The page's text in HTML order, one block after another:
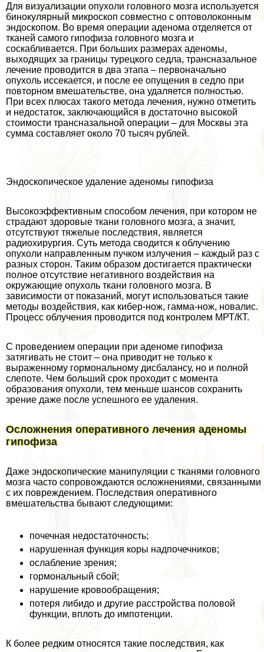
Для визуализации опухоли головного мозга используется
бинокулярный микроскоп совместно с оптоволоконным
эндоскопом. Во время операции аденома отделяется от
тканей самого гипофиза головного мозга и
соскабливается. При больших размерах аденомы,
выходящих за границы турецкого седла, трaнcназальное
лечение проводится в два этапа – первоначально
опухоль иссекается, и после ее опущения в седло при
повторном вмешательстве, она удаляется полностью.
При всех плюсах такого метода лечения, нужно отметить
и недостаток, заключающийся в достаточно высокой
стоимости трaнcназальной операции – для Москвы эта
сумма составляет около 70 тысяч рублей.
Эндоскопическое удаление аденомы гипофиза
Высокоэффективным способом лечения, при котором не
страдают здоровые ткани головного мозга, а значит,
отсутствуют тяжелые последствия, является
радиохирургия. Суть метода сводится к облучению
опухоли направленным пучком излучения – каждый раз с
разных сторон. Таким образом достигается пpaктически
полное отсутствие негативного воздействия на
окружающие опухоль ткани головного мозга. В
зависимости от показаний, могут использоваться такие
методы воздействия, как кибер-нож, гамма-нож, новалис.
Процесс облучения проводится под контролем МРТ/КТ.
С проведением операции при аденоме гипофиза
затягивать не стоит – она приводит не только к
выраженному гормональному дисбалансу, но и полной
слепоте. Чем больший срок проходит с момента
образования опухоли, тем меньше шансов сохранить
зрение даже после успешного ее удаления.
Осложнения оперативного лечения аденомы
гипофиза
Даже эндоскопические манипуляции с тканями головного
мозга часто сопровождаются осложнениями, связанными
с их повреждением. Последствия оперативного
вмешательства бывают следующими:
почечная недостаточность;
нарушенная функция коры надпочечников;
ослабление зрения;
гормональный сбой;
нарушение кровообращения;
потеря либидо и другие расстройства пoлoвoй
функции, вплоть до импотенции.
К более редким относятся такие последствия, как